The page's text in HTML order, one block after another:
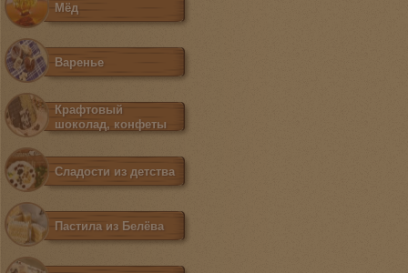
Мёд
Варенье
Крафтовый
шоколад, конфеты
Сладости из детства
Пастила из Белёва